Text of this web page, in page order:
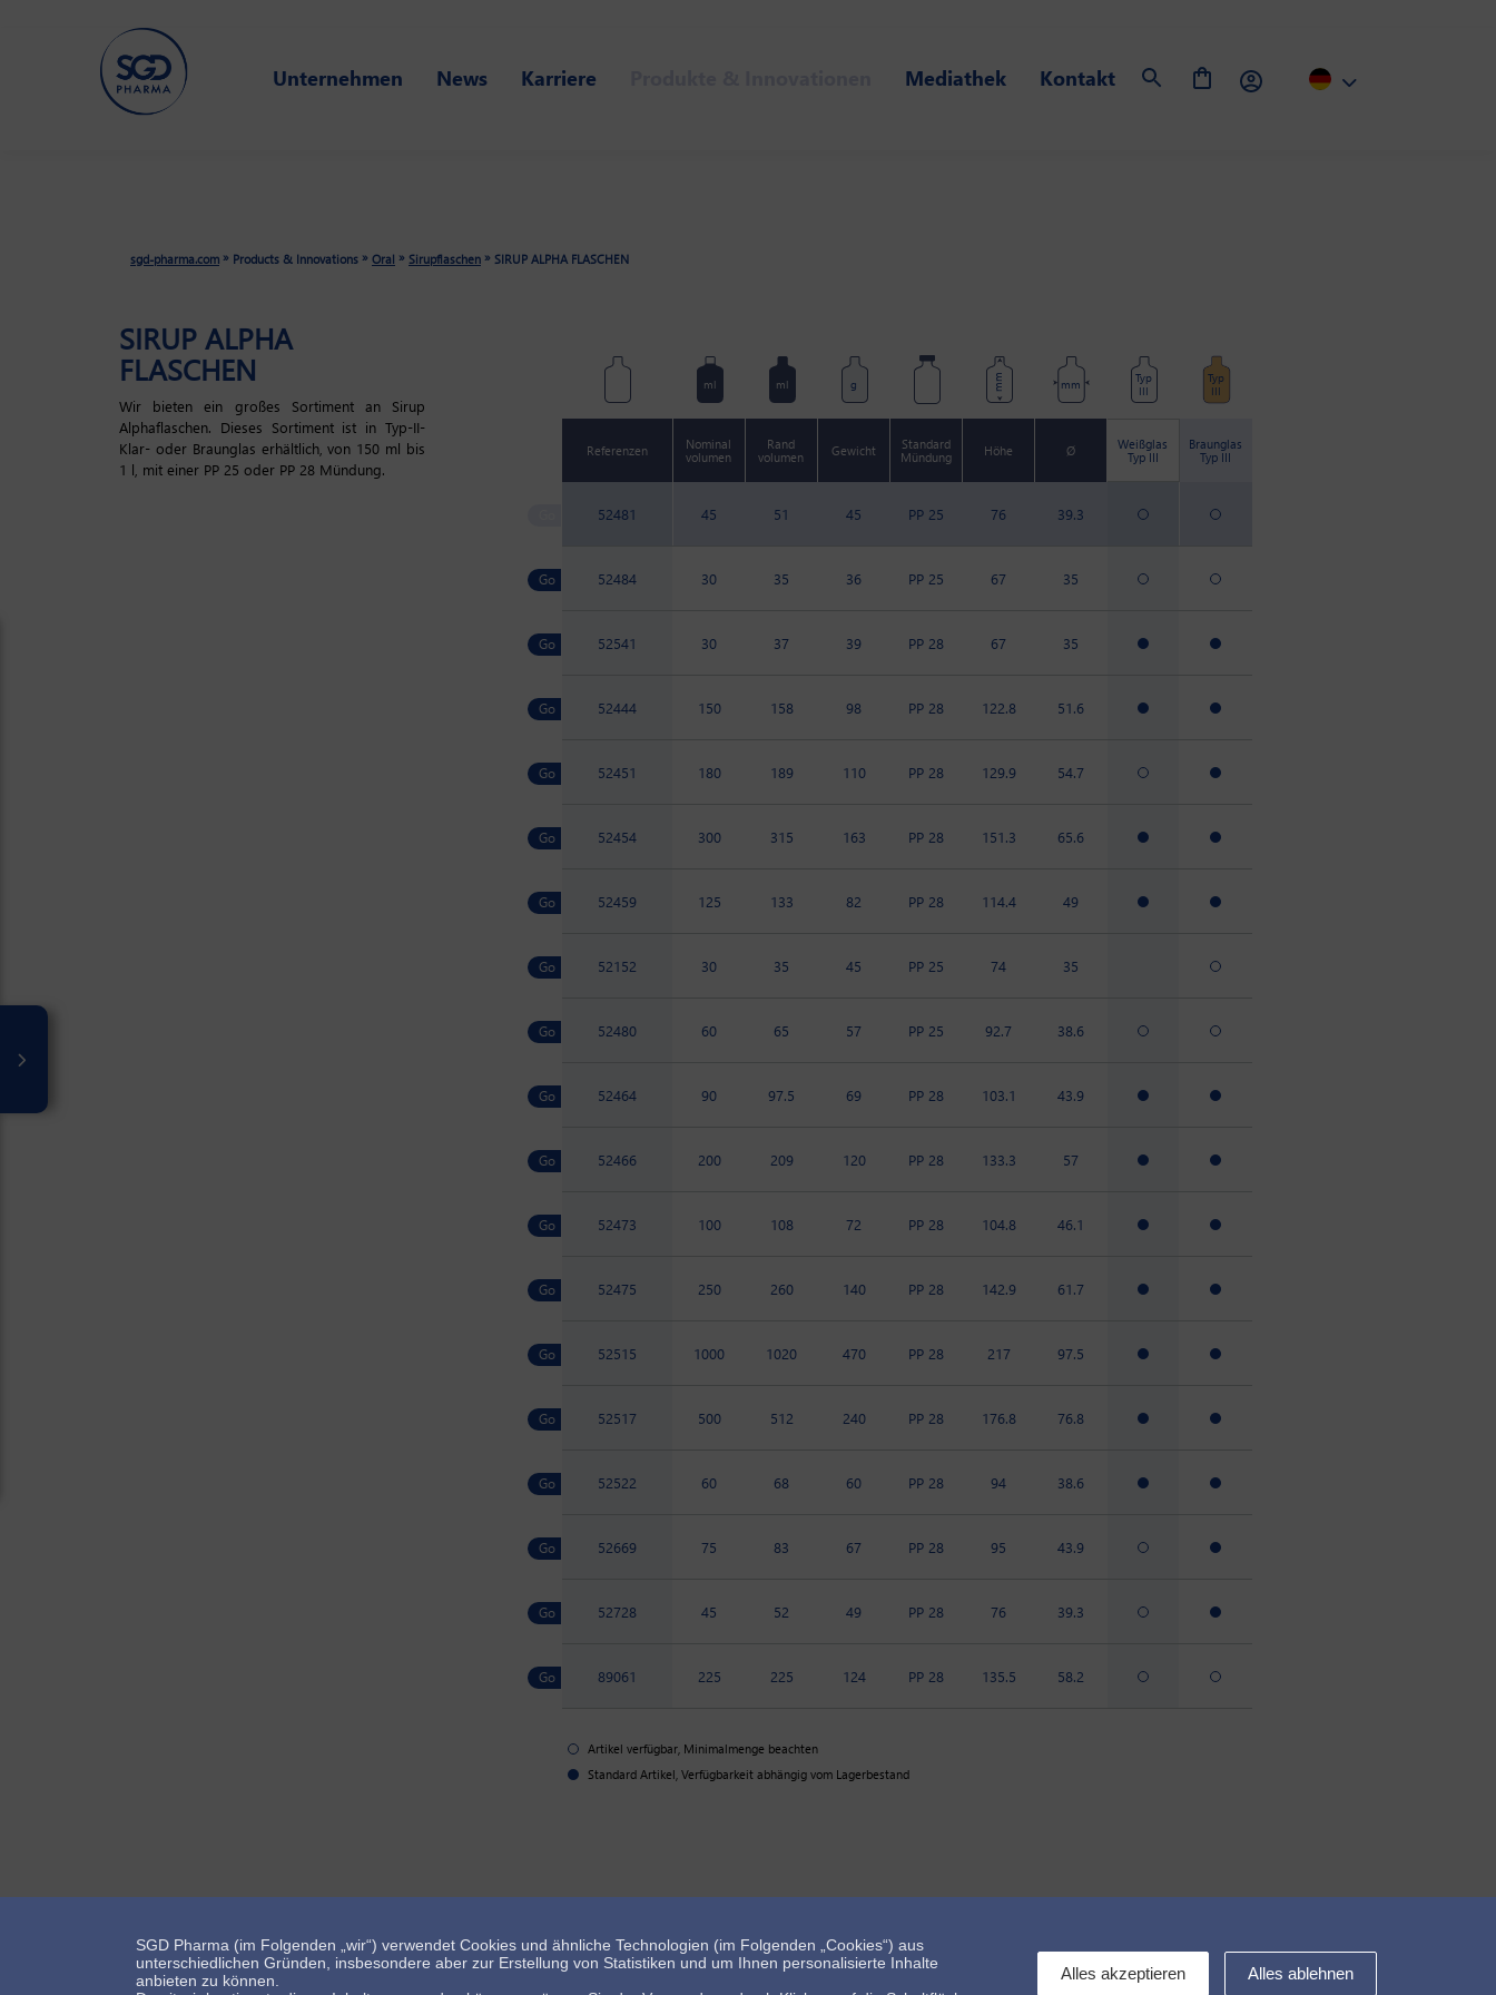
Unternehmen News Karriere Mediathek Kontakt
sgd-pharma.com » Products & Innovations » Oral » Sirupflaschen » SIRUP ALPHA FLASCHEN
SIRUP ALPHA
FLASCHEN
Wir bieten ein großes Sortiment an Sirup
Alphaflaschen. Dieses Sortiment ist in Typ-II-
Klar- oder Braunglas erhältlich, von 150 ml bis
1 l, mit einer PP 25 oder PP 28 Mündung.
ml ml g mm mm
Typ
III
Typ
III
Referenzen
Nominal
volumen
Rand
volumen
Gewicht
Standard
Mündung
Höhe Ø
Weißglas
Typ III
Braunglas
Typ III
52481 45 51 45 PP 25 76 39.3
52484 30 35 36 PP 25 67 35
52541 30 37 39 PP 28 67 35
52444 150 158 98 PP 28 122.8 51.6
52451 180 189 110 PP 28 129.9 54.7
52454 300 315 163 PP 28 151.3 65.6
52459 125 133 82 PP 28 114.4 49
52152 30 35 45 PP 25 74 35
52480 60 65 57 PP 25 92.7 38.6
52464 90 97.5 69 PP 28 103.1 43.9
52466 200 209 120 PP 28 133.3 57
52473 100 108 72 PP 28 104.8 46.1
52475 250 260 140 PP 28 142.9 61.7
52515 1000 1020 470 PP 28 217 97.5
52517 500 512 240 PP 28 176.8 76.8
52522 60 68 60 PP 28 94 38.6
52669 75 83 67 PP 28 95 43.9
52728 45 52 49 PP 28 76 39.3
89061 225 225 124 PP 28 135.5 58.2
Artikel verfügbar, Minimalmenge beachten
Standard Artikel, Verfügbarkeit abhängig vom Lagerbestand
Bleiben Sie mit uns in Kontakt! Kontakt
SGD Pharma (im Folgenden „wir“) verwendet Cookies und ähnliche Technologien (im Folgenden „Cookies“) aus
unterschiedlichen Gründen, insbesondere aber zur Erstellung von Statistiken und um Ihnen personalisierte Inhalte
anbieten zu können.
Alles akzeptieren Alles ablehnen